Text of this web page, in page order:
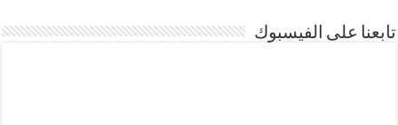
تابعنا على الفيسبوك